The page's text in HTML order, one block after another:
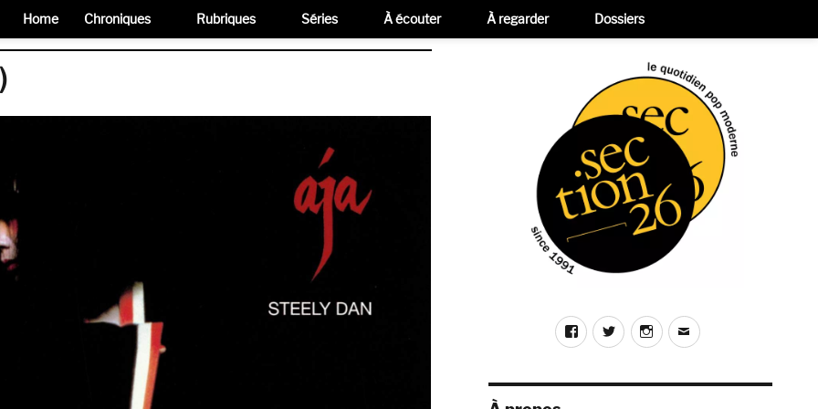
FacebookTwitterInstagram
E-
Home Chroniques Rubriques Séries À écouter À regarder Dossiers